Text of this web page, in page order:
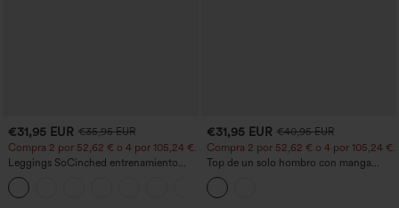
€31,95 EUR €35,95 EUR
Compra 2 por 52,62 € o 4 por 105,24 €.
Leggings SoCinched entrenamiento
moldeador abdomen bolsillo lateral tiro
alto
€31,95 EUR €40,95 EUR
Compra 2 por 52,62 € o 4 por 105,24 €.
Top de un solo hombro con manga
corta, dobladillo curvo high‑low,
sujetador integrado y estampado de
lunares, estilo casual